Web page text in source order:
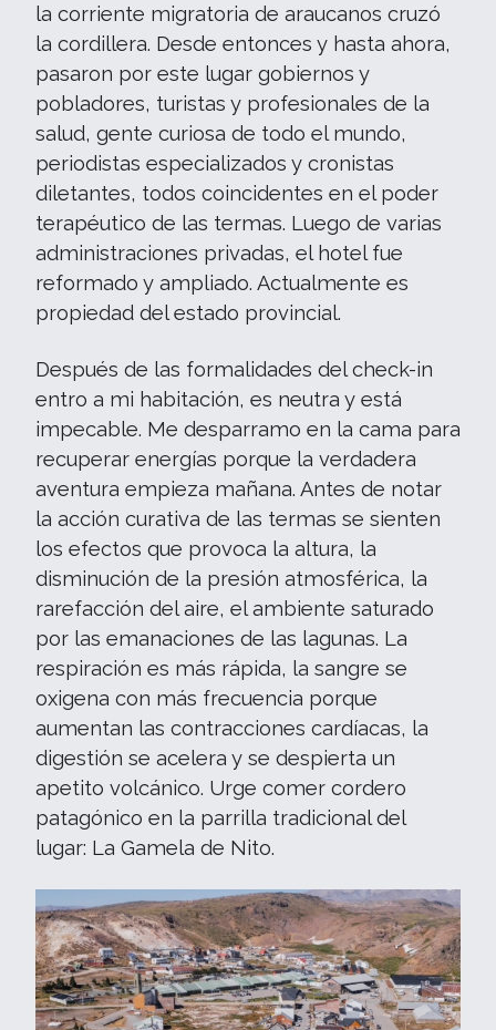
la corriente migratoria de araucanos cruzó
la cordillera. Desde entonces y hasta ahora,
pasaron por este lugar gobiernos y
pobladores, turistas y profesionales de la
salud, gente curiosa de todo el mundo,
periodistas especializados y cronistas
diletantes, todos coincidentes en el poder
terapéutico de las termas. Luego de varias
administraciones privadas, el hotel fue
reformado y ampliado. Actualmente es
propiedad del estado provincial.
Después de las formalidades del check-in
entro a mi habitación, es neutra y está
impecable. Me desparramo en la cama para
recuperar energías porque la verdadera
aventura empieza mañana. Antes de notar
la acción curativa de las termas se sienten
los efectos que provoca la altura, la
disminución de la presión atmosférica, la
rarefacción del aire, el ambiente saturado
por las emanaciones de las lagunas. La
respiración es más rápida, la sangre se
oxigena con más frecuencia porque
aumentan las contracciones cardíacas, la
digestión se acelera y se despierta un
apetito volcánico. Urge comer cordero
patagónico en la parrilla tradicional del
lugar: La Gamela de Nito.